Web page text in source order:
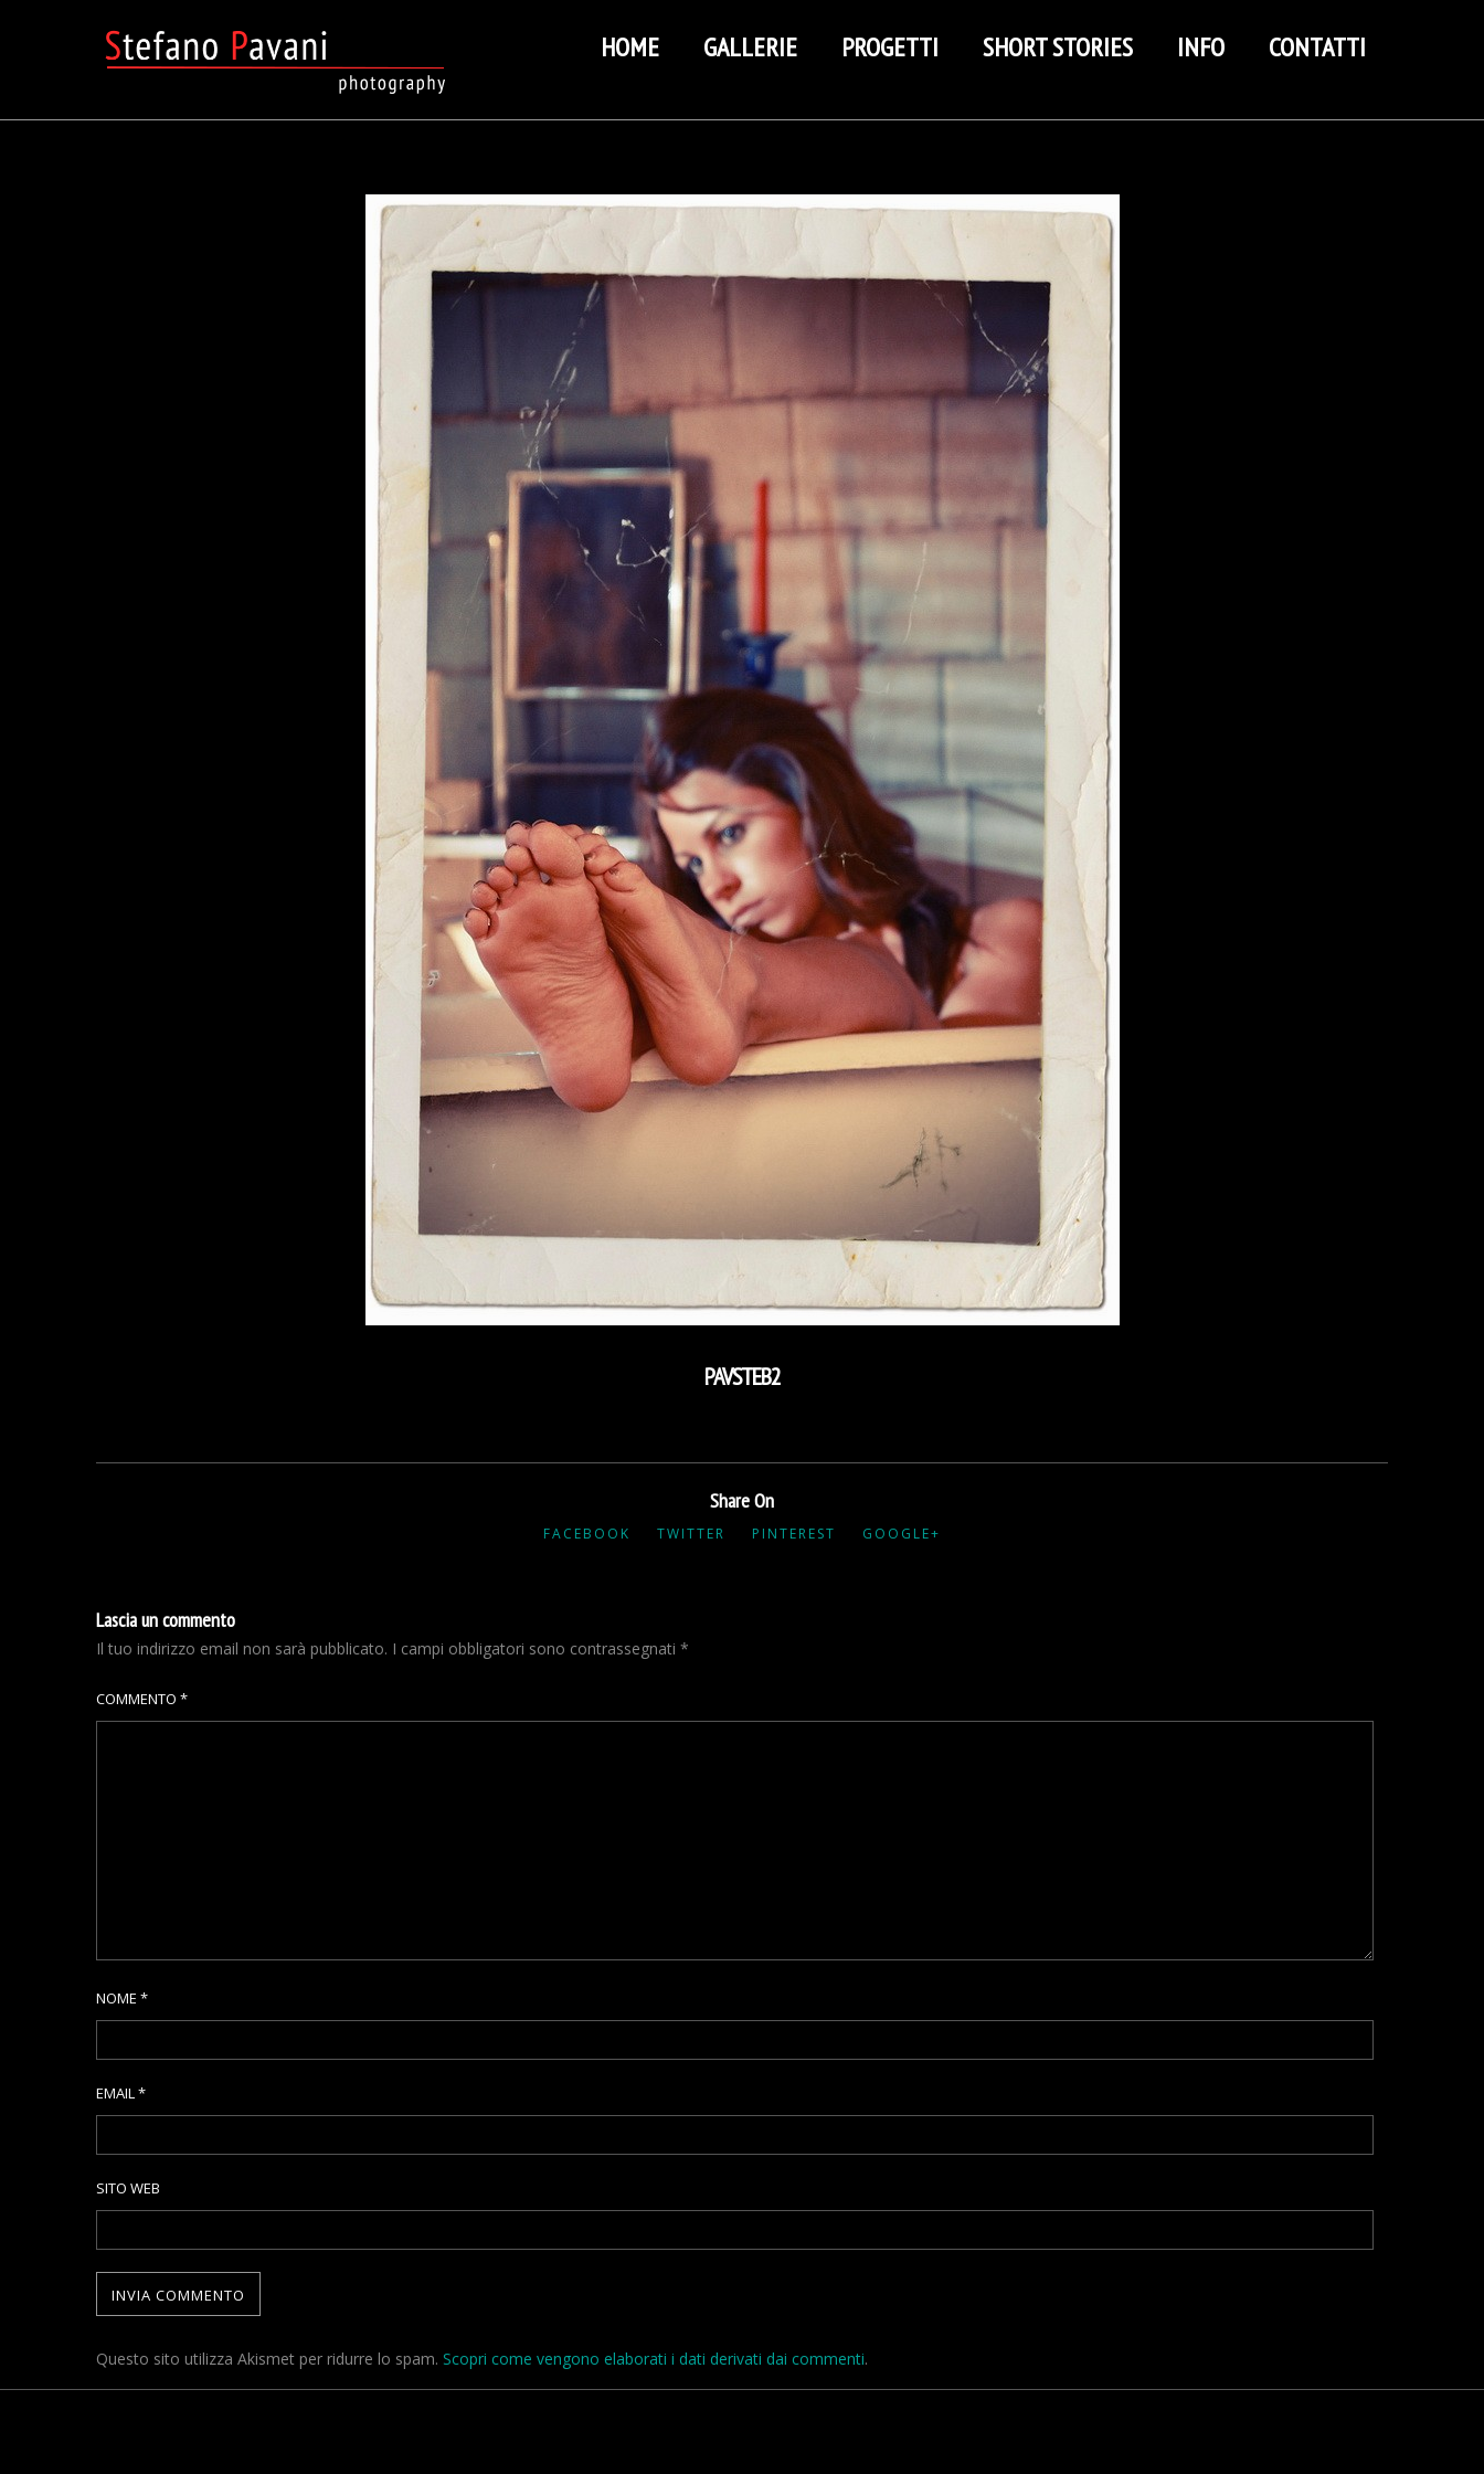
HOME GALLERIE PROGETTI SHORT STORIES INFO CONTATTI
PAVSTEB2
Share On
FACEBOOK TWITTER PINTEREST GOOGLE+
Lascia un commento
Il tuo indirizzo email non sarà pubblicato. I campi obbligatori sono contrassegnati *
COMMENTO *
NOME *
EMAIL*
SITO WEB
Questo sito utilizza Akismet per ridurre lo spam. Scopri come vengono elaborati i dati derivati dai commenti.